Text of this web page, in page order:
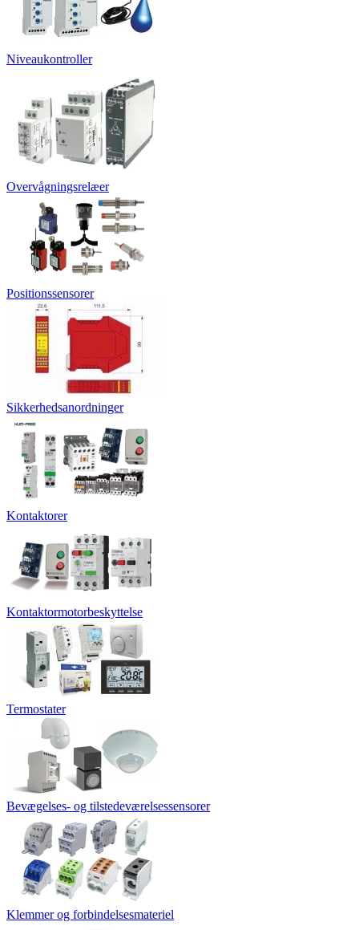
Niveaukontroller
Overvågningsrelæer
Positionssensorer
Sikkerhedsanordninger
Kontaktorer
Kontaktormotorbeskyttelse
Termostater
Bevægelses- og tilstedeværelsessensorer
Klemmer og forbindelsesmateriel